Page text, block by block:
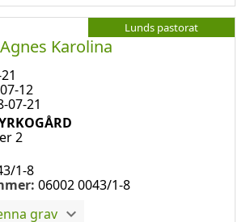
Lunds pastorat
Karolina
12
07-21
2
1-8
06002 0043/1-8
grav